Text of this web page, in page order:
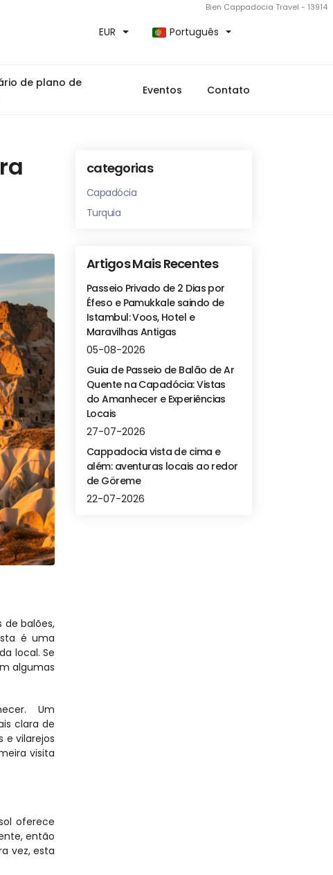
Bien Cappadocia Travel - 13914
EUR Português
de plano de
Eventos Contato
de balões,
é uma
local. Se
algumas
Um
clara de
e vilarejos
visita
oferece
então
vez, esta
categorias
Capadócia
Turquia
Artigos Mais Recentes
Passeio Privado de 2 Dias por
Éfeso e Pamukkale saindo de
Istambul: Voos, Hotel e
Maravilhas Antigas
05-08-2026
Guia de Passeio de Balão de Ar
Quente na Capadócia: Vistas
do Amanhecer e Experiências
Locais
27-07-2026
Cappadocia vista de cima e
além: aventuras locais ao redor
de Göreme
22-07-2026